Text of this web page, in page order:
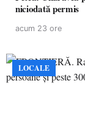
niciodată permis
acum 23 ore
LOCALE